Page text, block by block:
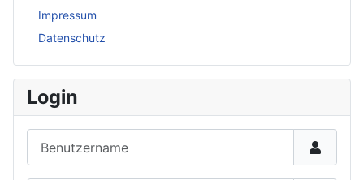
Impressum
Datenschutz
Login